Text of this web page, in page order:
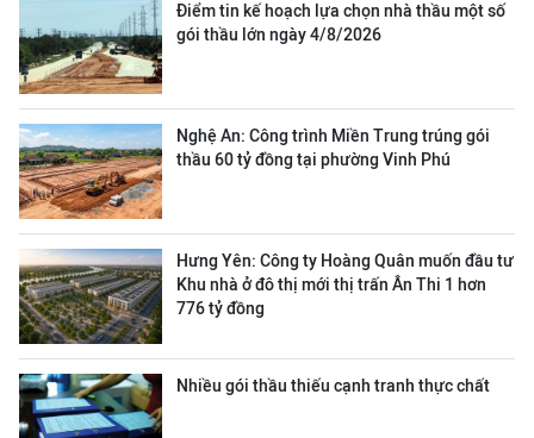
Điểm tin kế hoạch lựa chọn nhà thầu một số
gói thầu lớn ngày 4/8/2026
Nghệ An: Công trình Miền Trung trúng gói
thầu 60 tỷ đồng tại phường Vinh Phú
Hưng Yên: Công ty Hoàng Quân muốn đầu tư
Khu nhà ở đô thị mới thị trấn Ân Thi 1 hơn
776 tỷ đồng
Nhiều gói thầu thiếu cạnh tranh thực chất